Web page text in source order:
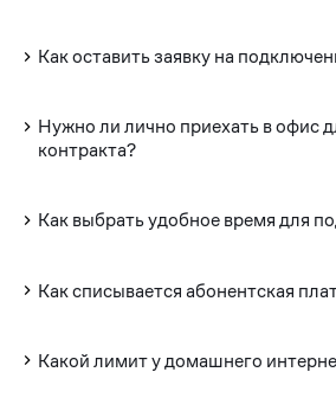
Как оставить заявку на
Нужно ли лично приехать в офис
контракта?
Как выбрать удобное время для
Как списывается абонентская
Какой лимит у домашнего